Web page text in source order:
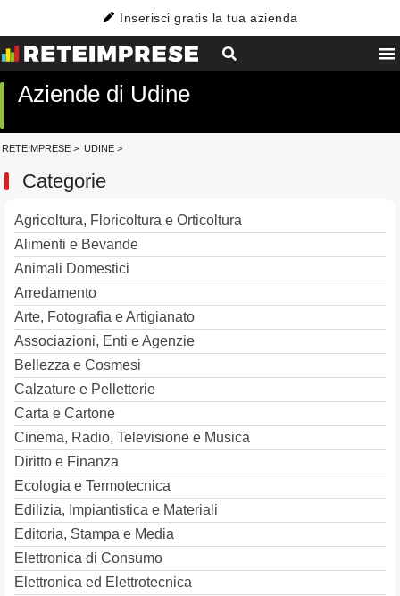
Inserisci gratis la tua azienda
Aziende di Udine
RETEIMPRESE > UDINE >
Categorie
Agricoltura, Floricoltura e Orticoltura
Alimenti e Bevande
Animali Domestici
Arredamento
Arte, Fotografia e Artigianato
Associazioni, Enti e Agenzie
Bellezza e Cosmesi
Calzature e Pelletterie
Carta e Cartone
Cinema, Radio, Televisione e Musica
Diritto e Finanza
Ecologia e Termotecnica
Edilizia, Impiantistica e Materiali
Editoria, Stampa e Media
Elettronica di Consumo
Elettronica ed Elettrotecnica